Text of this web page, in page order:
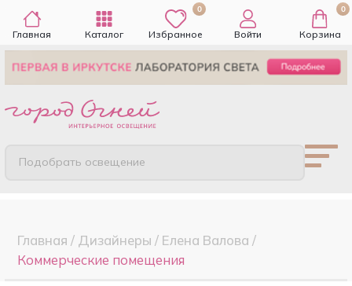
Главная Каталог
0
Избранное Войти
0
Корзина
Подобрать освещение
Главная / Дизайнеры / Елена Валова /
Коммерческие помещения